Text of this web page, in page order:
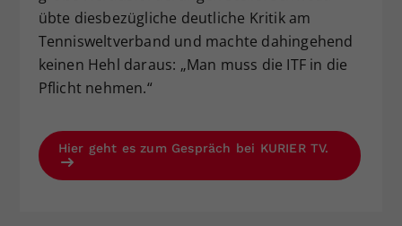
übte diesbezügliche deutliche Kritik am
Tennisweltverband und machte dahingehend
keinen Hehl daraus: „Man muss die ITF in die
Pflicht nehmen.“
Hier geht es zum Gespräch bei KURIER TV.